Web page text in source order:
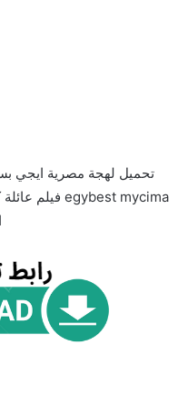
تحميل لهجة مصرية ايجي